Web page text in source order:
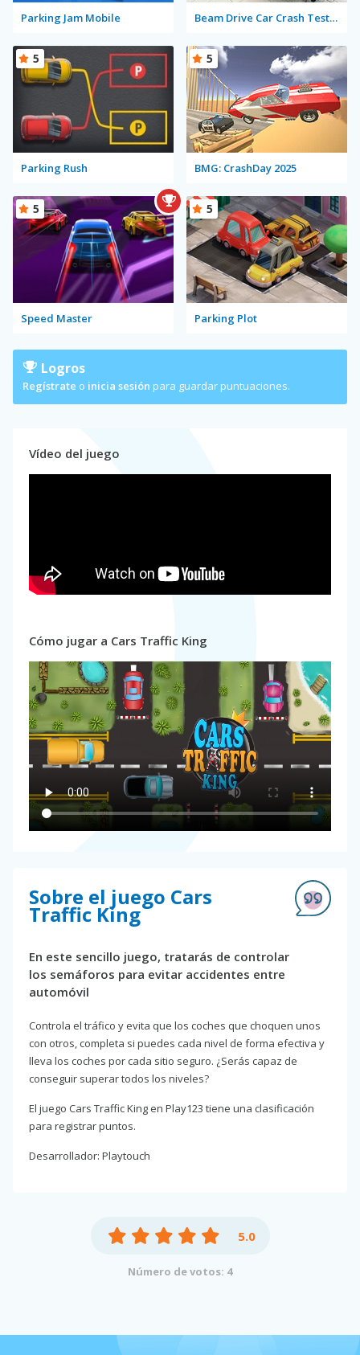
Parking Jam Mobile Beam Drive Car Crash Test Simulator
Parking Rush
5
BMG: CrashDay 2025
5
Speed Master
5
Parking Plot
5
Logros
Regístrate o inicia sesión para guardar puntuaciones.
Vídeo del juego
Cómo jugar a Cars Traffic King
Sobre el juego Cars
Traffic King
En este sencillo juego, tratarás de controlar
los semáforos para evitar accidentes entre
automóvil
Controla el tráfico y evita que los coches que choquen unos
con otros, completa si puedes cada nivel de forma efectiva y
lleva los coches por cada sitio seguro. ¿Serás capaz de
conseguir superar todos los niveles?
El juego Cars Traffic King en Play123 tiene una clasificación
para registrar puntos.
Desarrollador: Playtouch
5.0
Número de votos: 4